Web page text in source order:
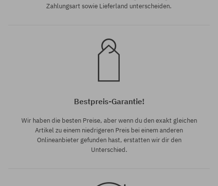
Zahlungsart sowie Lieferland unterscheiden.
Bestpreis-Garantie!
Wir haben die besten Preise, aber wenn du den exakt gleichen
Artikel zu einem niedrigeren Preis bei einem anderen
Onlineanbieter gefunden hast, erstatten wir dir den
Unterschied.